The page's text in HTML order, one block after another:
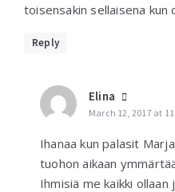
toisensakin sellaisena kun
Reply
Elina
March 12, 2017 at
Ihanaa kun palasit
tuohon aikaan
Ihmisiä me kaikki ollaan